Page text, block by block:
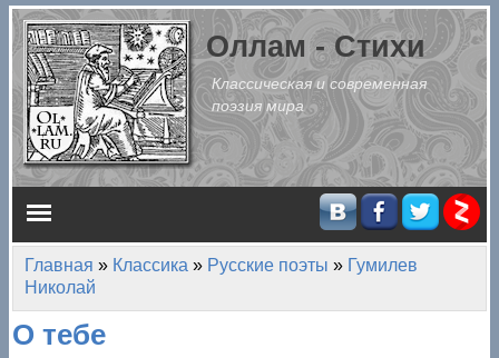
Перейти к основному содержанию
Оллам - Стихи
Классическая и современная
поэзия мира
Главное меню
Вы здесь
Главная » Классика » Русские поэты » Гумилев
Николай
О тебе